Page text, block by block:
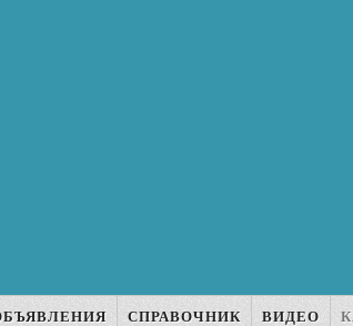
СПРАВОЧНИК ВИДЕО